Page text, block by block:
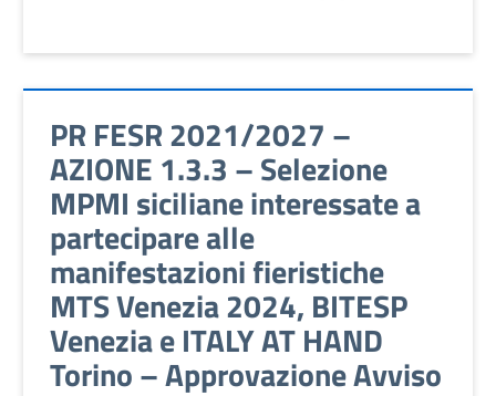
PR FESR 2021/2027 –
AZIONE 1.3.3 – Selezione
MPMI siciliane interessate a
partecipare alle
manifestazioni fieristiche
MTS Venezia 2024, BITESP
Venezia e ITALY AT HAND
Torino – Approvazione Avviso